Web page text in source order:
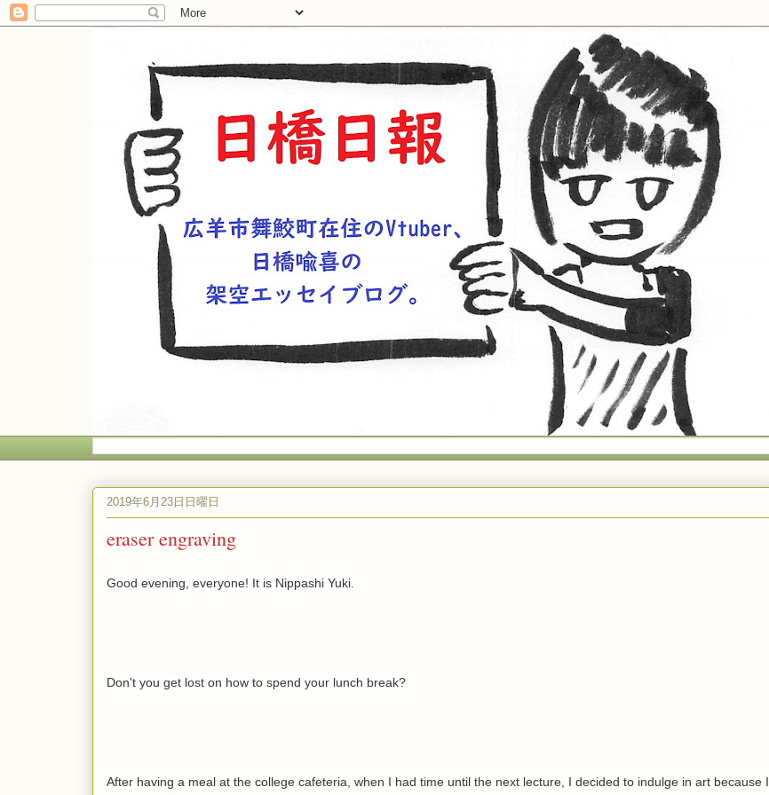
2019年6月23日日曜日
eraser engraving
Good evening, everyone! It is Nippashi Yuki.
Don't you get lost on how to spend your lunch break?
After having a meal at the college cafeteria, when I had time until the next lecture, I decided to indulge in art because I